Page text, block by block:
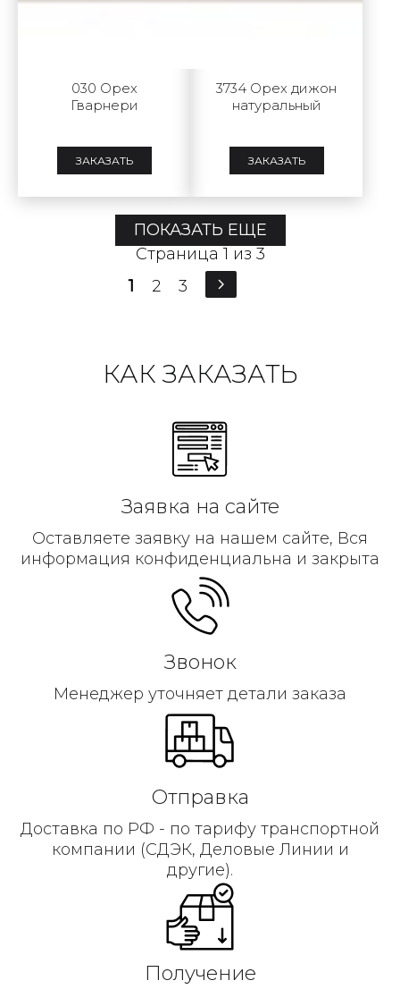
030 Орех
Гварнери
ЗАКАЗАТЬ
3734 Орех дижон
натуральный
ЗАКАЗАТЬ
ПОКАЗАТЬ ЕЩЕ
Страница 1 из 3
1
2 3
КАК ЗАКАЗАТЬ
Заявка на сайте
Оставляете заявку на нашем сайте, Вся
информация конфиденциальна и закрыта
Звонок
Менеджер уточняет детали заказа
Отправка
Доставка по РФ - по тарифу транспортной
компании (СДЭК, Деловые Линии и
другие).
Получение